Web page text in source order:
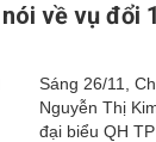
về vụ đổi
Sáng 26/11,
Nguyễn Thị
đại biểu QH